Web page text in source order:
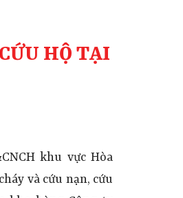
HỘ TẠI
khu vực Hòa
và cứu nạn, cứu